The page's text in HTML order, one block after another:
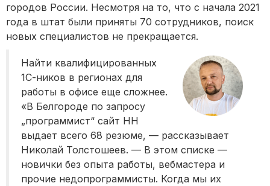
городов России. Несмотря на то, что с начала 2021
года в штат были приняты 70 сотрудников, поиск
новых специалистов не прекращается.
Найти квалифицированных
1С-ников в регионах для
работы в офисе еще сложнее.
«В Белгороде по запросу
„программист“ сайт HH
выдает всего 68 резюме, — рассказывает
Николай Толстошеев. — В этом списке —
новички без опыта работы, вебмастера и
прочие недопрограммисты. Когда мы их